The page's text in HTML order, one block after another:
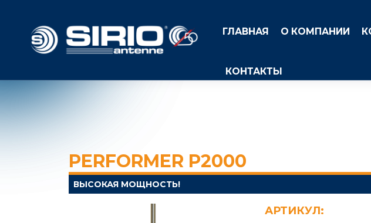
ГЛАВНАЯ О КОМПАНИИ
КОНТАКТЫ
PERFORMER P2000
ВЫСОКАЯ МОЩНОСТЬ!
АРТИКУЛ: